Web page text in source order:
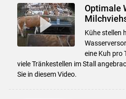
Optimale
Kühe stellen
eine Kuh pro
viele Tränkestellen im Stall
Sie in diesem Video.